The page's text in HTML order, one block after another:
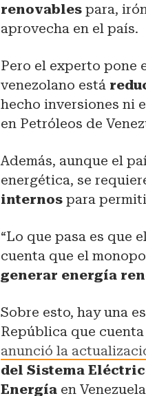
renovables para,
aprovecha en el país.
Pero el experto pone
venezolano está
hecho inversiones ni
en Petróleos de
Además, aunque el
energética, se
internospara
“Lo que pasa es que
cuenta que el
generar energía
Sobre esto, hay una
República que
anunció la
del Sistema
Energía en